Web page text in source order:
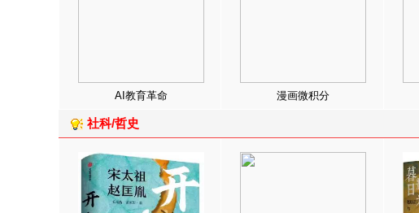
AI教育革命 漫画微积分
社科/哲史